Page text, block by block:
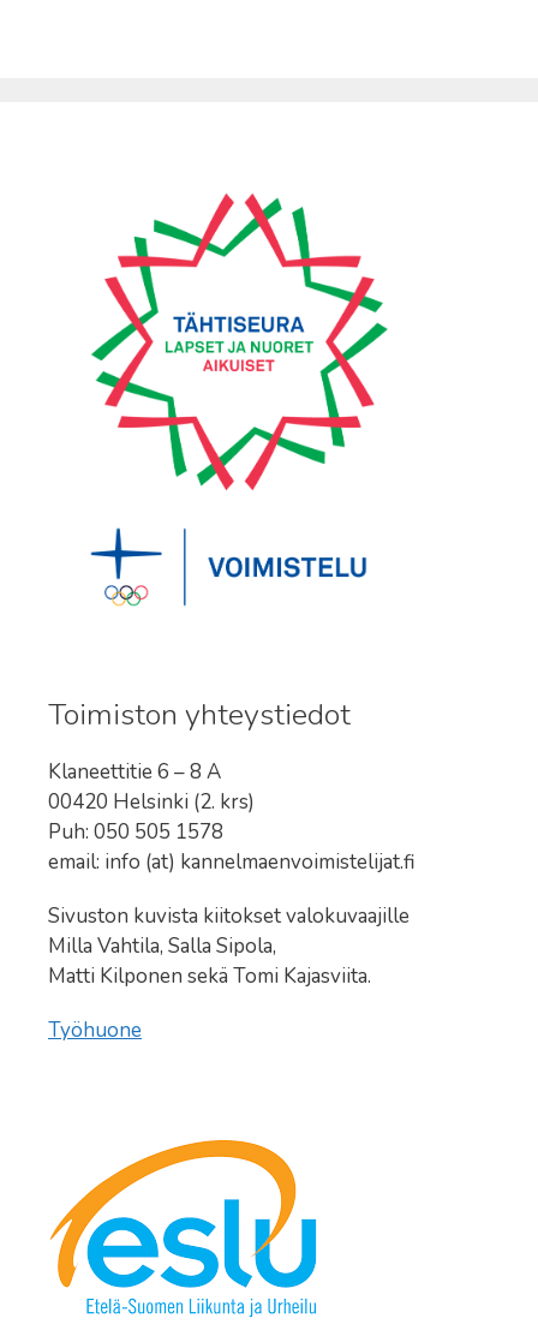
Toimiston yhteystiedot
Klaneettitie 6 – 8 A
00420 Helsinki (2. krs)
Puh: 050 505 1578
email: info (at) kannelmaenvoimistelijat.fi
Sivuston kuvista kiitokset valokuvaajille
Milla Vahtila, Salla Sipola,
Matti Kilponen sekä Tomi Kajasviita.
Työhuone